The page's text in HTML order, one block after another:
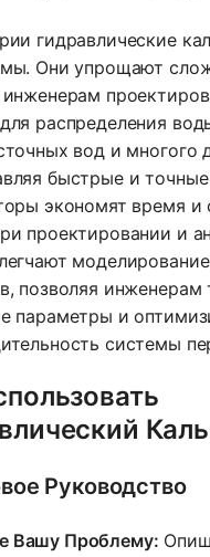
гидравлические
Они упрощают
инженерам
распределения
вод и многого
быстрые и точные
экономят время
проектировании и
позволяя инженерам
параметры и
системы
Руководство
Вашу Проблему: